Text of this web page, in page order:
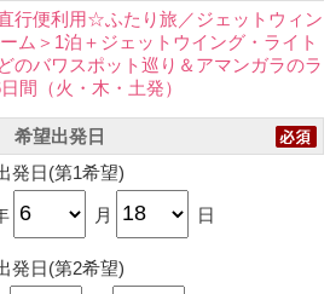
行便利用☆ふたり旅／ジェットウィン
ム＞1泊＋ジェットウイング・ライト
のバワスポット巡り＆アマンガラのラ
間（火・木・土発）
希望出発日
発日(第1希望)
月 日
発日(第2希望)